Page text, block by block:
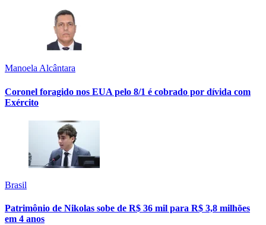
Manoela Alcântara
Coronel foragido nos EUA pelo 8/1 é cobrado por dívida com
Exército
Brasil
Patrimônio de Nikolas sobe de R$ 36 mil para R$ 3,8 milhões
em 4 anos